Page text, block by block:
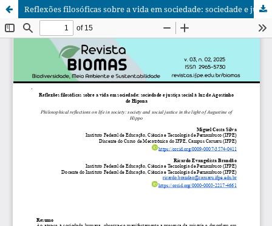
Reflexões filosóficas sobre a vida em sociedade: sociedade e justiça social à luz de Agostinho de Hipona